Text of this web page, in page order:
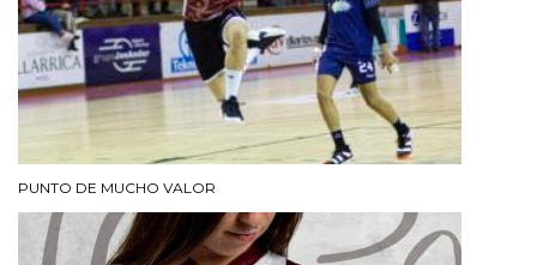
PUNTO DE MUCHO VALOR